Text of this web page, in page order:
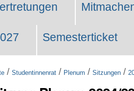
Semesterticket
/ Studentinnenrat / Plenum / Sitzungen /